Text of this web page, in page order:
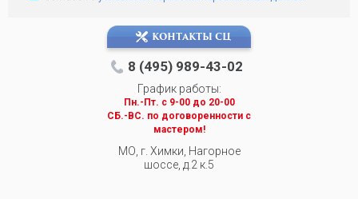
КОНТАКТЫ СЦ
8 (495) 989-43-02
График работы:
Пн.-Пт. c 9-00 до 20-00
СБ.-ВС. по договоренности с
мастером!
МО, г. Химки, Нагорное
шоссе, д.2 к.5